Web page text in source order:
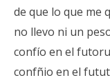
de que lo que me
no llevo ni un
confío en el
confñio en el futut